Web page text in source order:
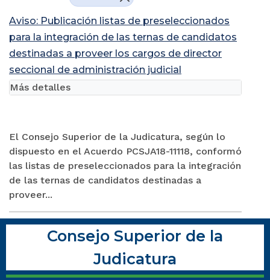
Aviso: Publicación listas de preseleccionados
para la integración de las ternas de candidatos
destinadas a proveer los cargos de director
seccional de administración judicial
El Consejo Superior de la Judicatura, según lo
dispuesto en el Acuerdo PCSJA18-11118, conformó
las listas de preseleccionados para la integración
de las ternas de candidatos destinadas a
proveer...
Más detalles
Consejo Superior de la
Judicatura